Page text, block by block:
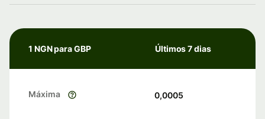
1 NGN para GBP Últimos 7 dias
Máxima 0,0005